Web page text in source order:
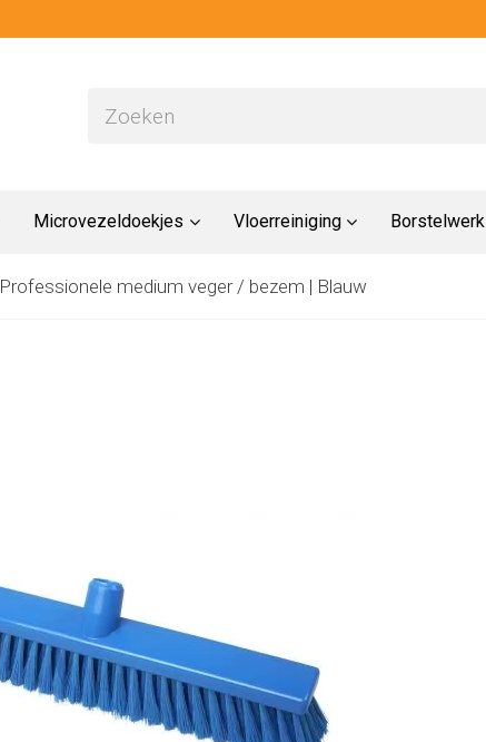
Microvezeldoekjes Vloerreiniging Borstelwerk
Professionele medium veger / bezem | Blauw